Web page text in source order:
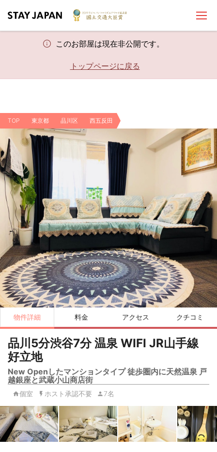
このお部屋は現在非公開です。
トップページに戻る
TOP 東京都 品川区 西五反田
物件詳細 料金 アクセス クチコミ
品川5分渋谷7分 温泉 WIFI JR山手線
好立地
New Openしたマンションタイプ 徒歩圏内に天然温泉 戸
越銀座と武蔵小山商店街
個室 ホスト承認不要 7名